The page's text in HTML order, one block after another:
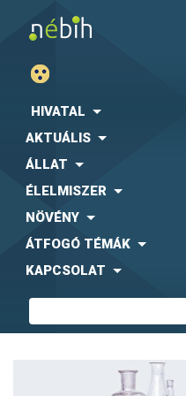
HIVATAL
AKTUÁLIS
ÁLLAT
ÉLELMISZER
NÖVÉNY
ÁTFOGÓ TÉMÁK
KAPCSOLAT